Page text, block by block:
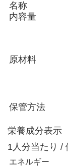
名称
内容量
原材料
保管方法
栄養成分表示
1人分当たり /
エネルギー